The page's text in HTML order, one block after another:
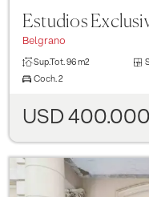
Estudios
Belgrano
Sup.Tot. 96 m2
Coch. 2
USD 400.000